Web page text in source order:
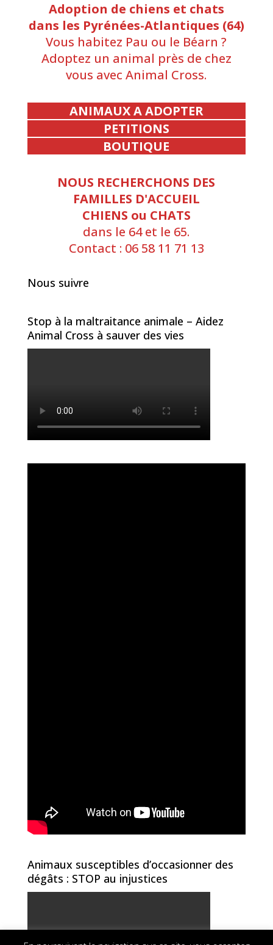
Adoption de chiens et chats
dans les Pyrénées-Atlantiques (64)
Vous habitez Pau ou le Béarn ?
Adoptez un animal près de chez
vous avec Animal Cross.
ANIMAUX A ADOPTER
PETITIONS
BOUTIQUE
NOUS RECHERCHONS DES
FAMILLES D'ACCUEIL
CHIENS ou CHATS
dans le 64 et le 65.
Contact : 06 58 11 71 13
Nous suivre
Stop à la maltraitance animale – Aidez
Animal Cross à sauver des vies
Animaux susceptibles d’occasionner des
dégâts : STOP au injustices